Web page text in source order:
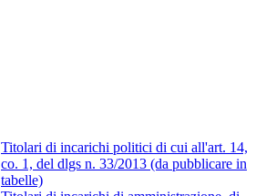
Titolari di incarichi politici di cui all'art. 14,
co. 1, del dlgs n. 33/2013 (da pubblicare in
tabelle)